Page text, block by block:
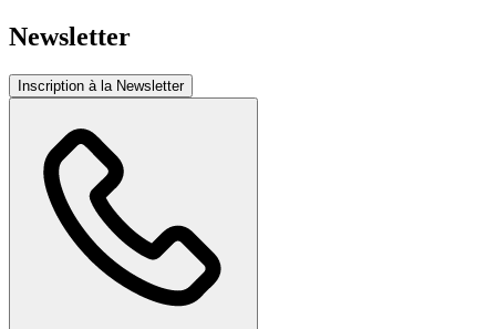
Newsletter
Inscription à la Newsletter